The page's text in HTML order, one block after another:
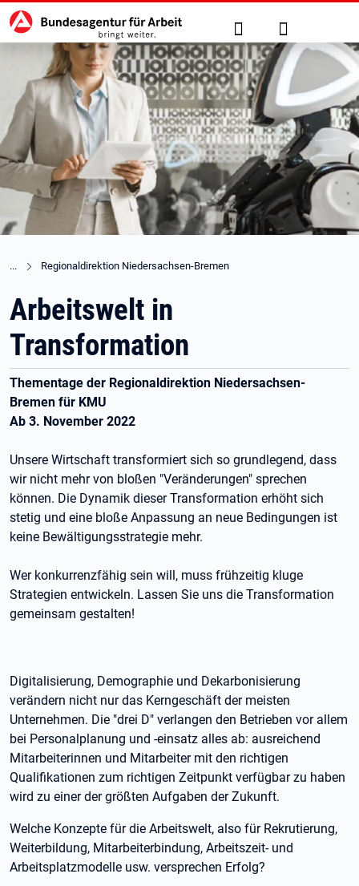
zu den Hauptinhalten springen
Hauptnavigation Suche Anmelden
Regionaldirektion Niedersachsen-Bremen
Arbeitswelt in
Transformation
Thementage der Regionaldirektion Niedersachsen-
Bremen für KMU
Ab 3. November 2022
Unsere Wirtschaft transformiert sich so grundlegend, dass
wir nicht mehr von bloßen "Veränderungen" sprechen
können. Die Dynamik dieser Transformation erhöht sich
stetig und eine bloße Anpassung an neue Bedingungen ist
keine Bewältigungsstrategie mehr.
Wer konkurrenzfähig sein will, muss frühzeitig kluge
Strategien entwickeln. Lassen Sie uns die Transformation
gemeinsam gestalten!
Digitalisierung, Demographie und Dekarbonisierung
verändern nicht nur das Kerngeschäft der meisten
Unternehmen. Die "drei D" verlangen den Betrieben vor allem
bei Personalplanung und -einsatz alles ab: ausreichend
Mitarbeiterinnen und Mitarbeiter mit den richtigen
Qualifikationen zum richtigen Zeitpunkt verfügbar zu haben
wird zu einer der größten Aufgaben der Zukunft.
Welche Konzepte für die Arbeitswelt, also für Rekrutierung,
Weiterbildung, Mitarbeiterbindung, Arbeitszeit- und
Arbeitsplatzmodelle usw. versprechen Erfolg?